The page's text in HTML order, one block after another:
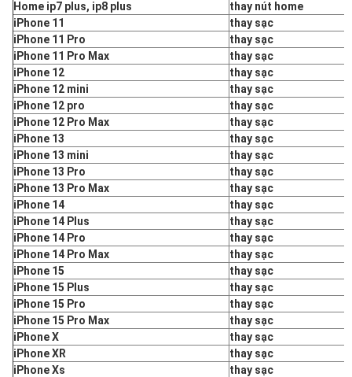
Home ip7 plus, ip8 plus
thay nút home
iPhone 11
thay sạc
iPhone 11 Pro
thay sạc
iPhone 11 Pro Max
thay sạc
iPhone 12
thay sạc
iPhone 12 mini
thay sạc
iPhone 12 pro
thay sạc
iPhone 12 Pro Max
thay sạc
iPhone 13
thay sạc
iPhone 13 mini
thay sạc
iPhone 13 Pro
thay sạc
iPhone 13 Pro Max
thay sạc
iPhone 14
thay sạc
iPhone 14 Plus
thay sạc
iPhone 14 Pro
thay sạc
iPhone 14 Pro Max
thay sạc
iPhone 15
thay sạc
iPhone 15 Plus
thay sạc
iPhone 15 Pro
thay sạc
iPhone 15 Pro Max
thay sạc
iPhone X
thay sạc
iPhone XR
thay sạc
iPhone Xs
thay sạc